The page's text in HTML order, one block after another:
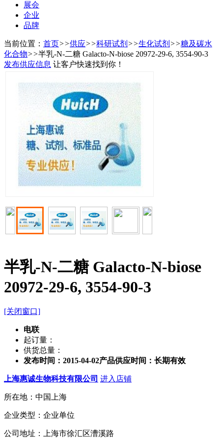
展会
企业
品牌
当前位置： 首页>>供应>>科研试剂 >>生化试剂 >>糖及碳水
化合物>>半乳-N-二糖 Galacto-N-biose 20972-29-6, 3554-90-3
发布供应信息 让客户快速找到你！
半乳-N-二糖 Galacto-N-biose
20972-29-6, 3554-90-3
[关闭窗口]
电联
起订量：
供货总量：
发布时间：2015-04-02产品供应时间：长期有效
上海惠诚生物科技有限公司 进入店铺
所在地：中国上海
企业类型：企业单位
公司地址：上海市徐汇区漕溪路